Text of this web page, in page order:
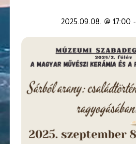
2025.09.08. @ 17:00-